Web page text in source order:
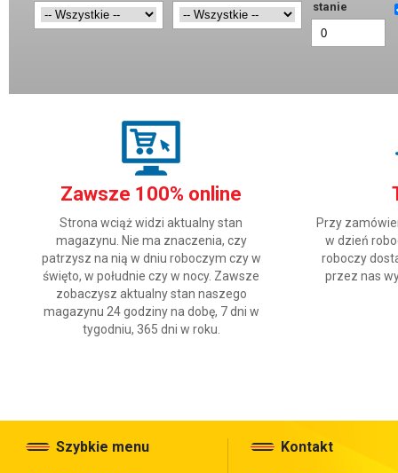
stanie
Zawsze 100% online
Strona wciąż widzi aktualny stan
magazynu. Nie ma znaczenia, czy
patrzysz na nią w dniu roboczym czy w
święto, w południe czy w nocy. Zawsze
zobaczysz aktualny stan naszego
magazynu 24 godziny na dobę, 7 dni w
tygodniu, 365 dni w roku.
Przy
w dzień
roboczy
przez nas
Szybkie menu Kontakt